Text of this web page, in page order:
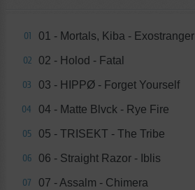
01 01 - Mortals, Kiba - Exostranger
02 02 - Holod - Fatal
03 03 - HIPPØ - Forget Yourself
04 04 - Matte Blvck - Rye Fire
05 05 - TRISEKT - The Tribe
06 06 - Straight Razor - Iblis
07 07 - Assalm - Chimera